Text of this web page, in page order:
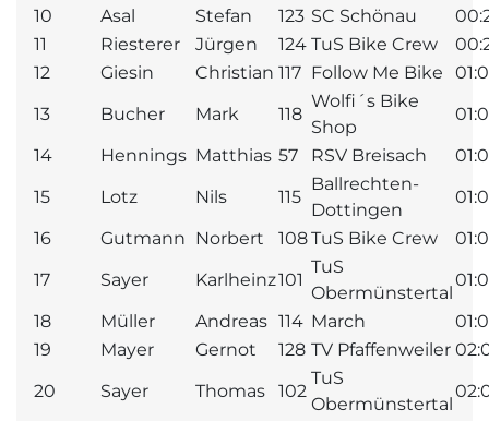
10
Asal Stefan 123 SC Schönau
11
Riesterer Jürgen 124 TuS Bike Crew
12
Giesin Christian 117 Follow Me Bike
13
Bucher Mark 118
Wolfi´s Bike
Shop
14
Hennings Matthias 57 RSV Breisach
15
Lotz Nils 115
Ballrechten-
Dottingen
16
Gutmann Norbert 108TuS Bike Crew
17
Sayer Karlheinz101
TuS
Obermünstertal
18
Müller Andreas 114 March
19
Mayer Gernot 128 TV Pfaffenweiler
20
Sayer Thomas 102
TuS
Obermünstertal